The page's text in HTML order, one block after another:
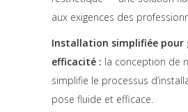
aux exigences des
Installation simplifiée pour
efficacité : la conception de
simplifie le processus
pose fluide et efficace.